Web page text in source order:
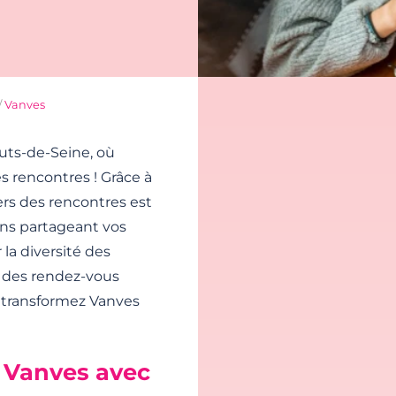
Vanves
de-Seine, où
rencontres ! Grâce à
des rencontres est
partageant vos
la diversité des
rendez-vous
Vanves
avec